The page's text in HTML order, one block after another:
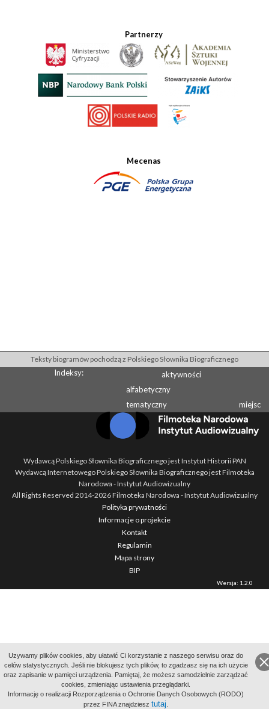
Partnerzy
Mecenas
Uzywamy plików cookies, aby ułatwić Ci korzystanie z naszego serwisu oraz do
celów statystycznych. Jeśli nie blokujesz tych plików, to zgadzasz się na ich użycie
oraz zapisanie w pamięci urządzenia. Pamiętaj, że możesz samodzielnie zarządzać
cookies, zmieniając ustawienia przeglądarki.
Informację o realizacji Rozporządzenia o Ochronie Danych Osobowych (RODO)
przez FINA znajdziesz tutaj
Teksty biogramów pochodzą z Polskiego Słownika Biograficznego
Indeksy:
aktywności
alfabetyczny
tematyczny
miejsc
Wydawcą Polskiego Słownika Biograficznego jest Instytut Historii PAN
Wydawcą Internetowego Polskiego Słownika Biograficznego jest Filmoteka
Narodowa - Instytut Audiowizualny
All Rights Reserved 2014-2026Filmoteka Narodowa - Instytut Audiowizualny
Polityka prywatności
Informacje o projekcie
Kontakt
Regulamin
Mapa strony
BIP
Wersja: 1.2.0